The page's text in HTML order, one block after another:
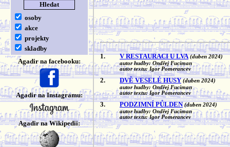
osoby
akce
projekty
skladby
Agadir na facebooku:
Agadir na Instagramu:
Agadir na Wikipedii:
1. V RESTAURACI U LVA (duben 2024)
autor hudby: Ondřej Fuciman
autor textu: Igor Pomerancev
2. DVĚ VESELÉ HUSY (duben 2024)
autor hudby: Ondřej Fuciman
autor textu: Igor Pomerancev
3. PODZIMNÍ PŮLDEN (duben 2024)
autor hudby: Ondřej Fuciman
autor textu: Igor Pomerancev